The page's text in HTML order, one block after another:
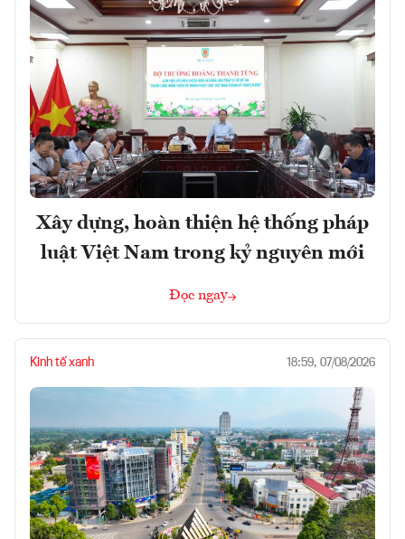
Xây dựng, hoàn thiện hệ thống pháp
luật Việt Nam trong kỷ nguyên mới
Đọc ngay
Kinh tế xanh 18:59, 07/08/2026